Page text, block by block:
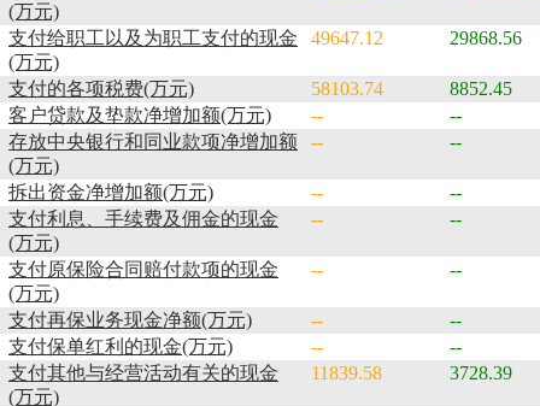
(万元)
支付给职工以及为职工支付的现金
(万元)
49647.12 29868.56
支付的各项税费(万元) 58103.74
8852.45
客户贷款及垫款净增加额(万元)
--
--
存放中央银行和同业款项净增加额
(万元)
-- --
拆出资金净增加额(万元) --
--
支付利息、手续费及佣金的现金
(万元)
-- --
支付原保险合同赔付款项的现金
(万元)
-- --
支付再保业务现金净额(万元) --
--
支付保单红利的现金(万元)
--
--
支付其他与经营活动有关的现金
(万元)
11839.58 3728.39